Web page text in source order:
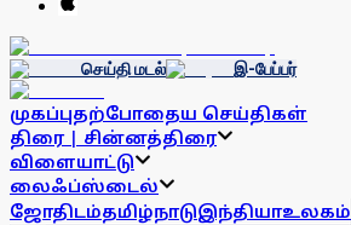
செய்தி மடல் இ-பேப்பர்
முகப்புதற்போதைய செய்திகள்
திரை | சின்னத்திரை
விளையாட்டு
லைஃப்ஸ்டைல்
ஜோதிடம்தமிழ்நாடுஇந்தியாஉலகம்